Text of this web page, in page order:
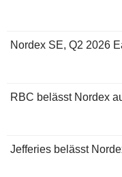
Nordex SE, Q2 2026
RBC belässt Nordex
Jefferies belässt